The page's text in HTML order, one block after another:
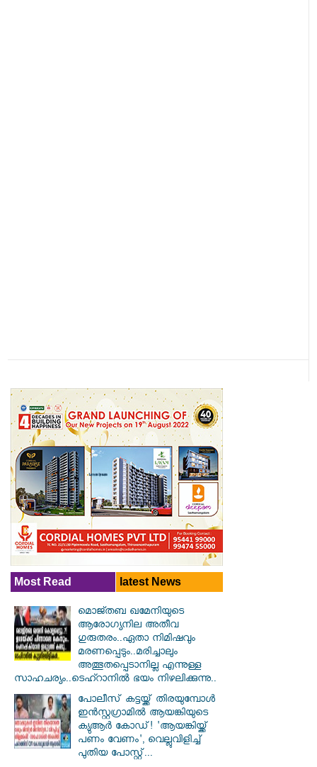
Most Read latest News
മൊജ്തബ ഖമേനിയുടെ
ആരോഗ്യനില അതീവ
ഗുരുതരം..ഏതാ നിമിഷവും
മരണപ്പെടും..മരിച്ചാലും
അത്ഭുതപ്പെടാനില്ല എന്നുള്ള
സാഹചര്യം..ടെഹ്റാനിൽ ഭയം നിഴലിക്കുന്നു..
പോലീസ് കട്ടയ്ക്ക് തിരയുമ്പോൾ
ഇൻസ്റ്റഗ്രാമിൽ ആയങ്കിയുടെ
ക്യുആർ കോഡ്! 'ആയങ്കിയ്ക്ക്
പണം വേണം', വെല്ലുവിളിച്ച്
പുതിയ പോസ്റ്റ്...